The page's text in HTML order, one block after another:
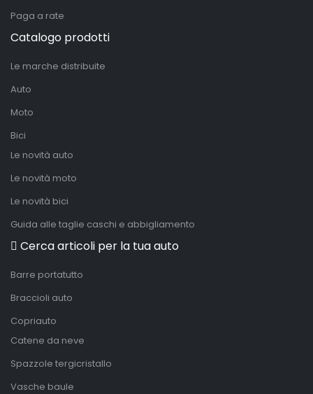
Paga a rate
Catalogo prodotti
Le marche distribuite
Auto
Moto
Bici
Le novità auto
Le novità moto
Le novità bici
Guida alle taglie caschi e abbigliamento
Cerca articoli per la tua auto
Barre portatutto
Braccioli auto
Copriauto
Catene da neve
Spazzole tergicristallo
Vasche baule